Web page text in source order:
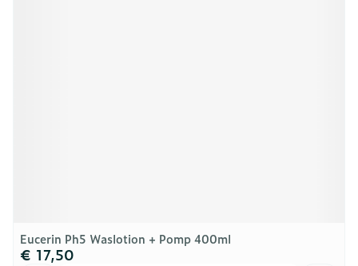
Eucerin Ph5 Waslotion + Pomp 400ml
€ 17,50